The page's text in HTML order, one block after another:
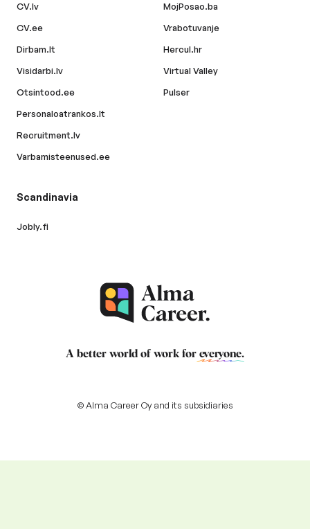
CV.lv
CV.ee
Dirbam.lt
Visidarbi.lv
Otsintood.ee
Personaloatrankos.lt
Recruitment.lv
Varbamisteenused.ee
MojPosao.ba
Vrabotuvanje
Hercul.hr
Virtual Valley
Pulser
Scandinavia
Jobly.fi
A better world of work for everyone.
© Alma Career Oy and its subsidiaries